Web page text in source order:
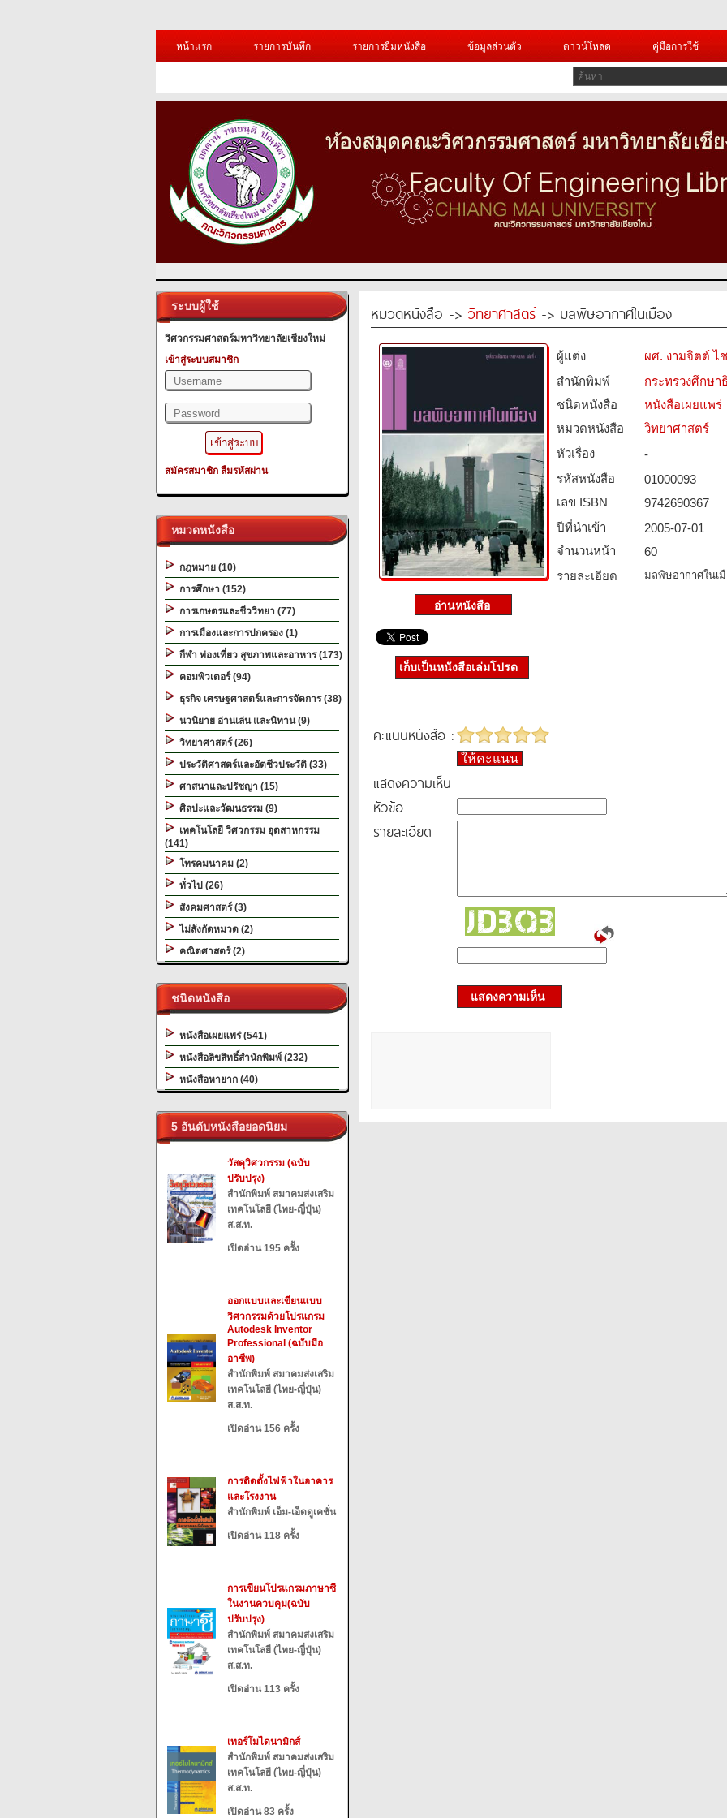
หน้าแรก
รายการบันทึก รายการยืมหนังสือ ข้อมูลส่วนตัว ดาวน์โหลด คู่มือการใช้
ระบบผู้ใช้
วิศวกรรมศาสตร์มหาวิทยาลัยเชียงใหม่
เข้าสู่ระบบสมาชิก
สมัครสมาชิก ลืมรหัสผ่าน
หมวดหนังสือ
กฎหมาย (10)
การศึกษา (152)
การเกษตรและชีววิทยา (77)
การเมืองและการปกครอง (1)
กีฬา ท่องเที่ยว สุขภาพและอาหาร (173)
คอมพิวเตอร์ (94)
ธุรกิจ เศรษฐศาสตร์และการจัดการ (38)
นวนิยาย อ่านเล่น และนิทาน (9)
วิทยาศาสตร์ (26)
ประวัติศาสตร์และอัตชีวประวัติ (33)
ศาสนาและปรัชญา (15)
ศิลปะและวัฒนธรรม (9)
เทคโนโลยี วิศวกรรม อุตสาหกรรม
(141)
โทรคมนาคม (2)
ทั่วไป (26)
สังคมศาสตร์ (3)
ไม่สังกัดหมวด (2)
คณิตศาสตร์ (2)
ชนิดหนังสือ
หนังสือเผยแพร่ (541)
หนังสือลิขสิทธิ์สำนักพิมพ์ (232)
หนังสือหายาก (40)
5 อันดับหนังสือยอดนิยม
วัสดุวิศวกรรม (ฉบับ
ปรับปรุง)
สำนักพิมพ์ สมาคมส่งเสริม
เทคโนโลยี (ไทย-ญี่ปุ่น)
ส.ส.ท.
เปิดอ่าน 195 ครั้ง
ออกแบบและเขียนแบบ
วิศวกรรมด้วยโปรแกรม
Autodesk Inventor
Professional (ฉบับมือ
อาชีพ)
สำนักพิมพ์ สมาคมส่งเสริม
เทคโนโลยี (ไทย-ญี่ปุ่น)
ส.ส.ท.
เปิดอ่าน 156 ครั้ง
การติดตั้งไฟฟ้าในอาคาร
และโรงงาน
สำนักพิมพ์ เอ็ม-เอ็ดดูเคชั่น
เปิดอ่าน 118 ครั้ง
การเขียนโปรแกรมภาษาซี
ในงานควบคุม(ฉบับ
ปรับปรุง)
สำนักพิมพ์ สมาคมส่งเสริม
เทคโนโลยี (ไทย-ญี่ปุ่น)
ส.ส.ท.
เปิดอ่าน 113 ครั้ง
เทอร์โมไดนามิกส์
สำนักพิมพ์ สมาคมส่งเสริม
เทคโนโลยี (ไทย-ญี่ปุ่น)
ส.ส.ท.
เปิดอ่าน 83 ครั้ง
หมวดหนังสือ -> วิทยาศาสตร์-> มลพิษอากาศในเมือง
ผู้แต่ง
ผศ. งามจิตต์ ไ
สำนักพิมพ์
กระทรวงศึกษา
ชนิดหนังสือ­
หนังสือเผยแพร่
หมวดหนังสือ­
วิทยาศาสตร์
หัวเรื่อง
-
รหัสหนังสือ­
01000093
เลข ISBN
9742690367
ปีที่นำเข้า
2005-07-01
จำนวนหน้า
60
รายละเอียด
มลพิษอากาศในเ
เก็บเป็นหนังสือเล่มโปรด
คะแนนหนังสือ :
ให้คะแนน
แสดงความเห็น
หัวข้อ
รายละเอียด
แสดงความเห็น